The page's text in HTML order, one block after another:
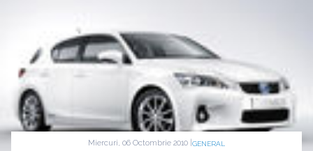
Miercuri, 06 Octombrie 2010 | GENERAL